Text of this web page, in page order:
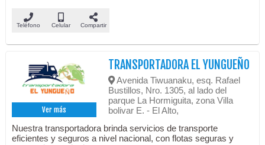
Teléfono Celular Compartir
Ver más
TRANSPORTADORA EL YUNGUEÑO
Avenida Tiwuanaku, esq. Rafael
Bustillos, Nro. 1305, al lado del
parque La Hormiguita, zona Villa
bolivar E. - El Alto,
Nuestra transportadora brinda servicios de transporte
eficientes y seguros a nivel nacional, con flotas seguras y